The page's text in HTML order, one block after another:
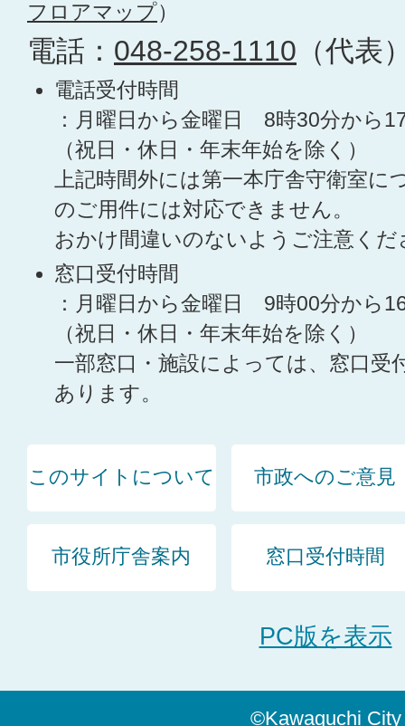
フロアマップ）
電話： 048-258-1110 （代表
電話受付時間
：月曜日から金曜日 8時30分から
（祝日・休日・年末年始を除く）
上記時間外には第一本庁舎守衛室に
のご用件には対応できません。
おかけ間違いのないようご注意くだ
窓口受付時間
：月曜日から金曜日 9時00分から
（祝日・休日・年末年始を除く）
一部窓口・施設によっては、窓口受
あります。
このサイトについて 市政へのご意見
市役所庁舎案内 窓口受付時間
PC版を表示
©Kawaguchi City